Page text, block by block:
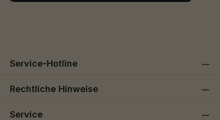
Service-Hotline
Rechtliche Hinweise
Service